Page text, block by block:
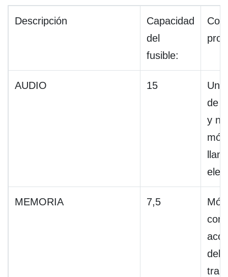
Descripción
Capacidad
del
fusible:
AUDIO 15
de
y
MEMORIA 7,5